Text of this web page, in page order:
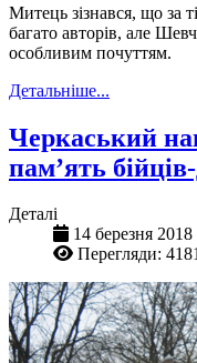
Митець зізнався, що за
багато авторів, але
особливим почуттям.
Детальніше...
Черкаський
пам’ять
Деталі
14 березня 2018
Перегляди: